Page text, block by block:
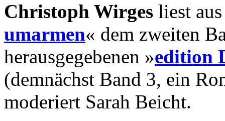
Christoph Wirges liest
umarmen« dem zweiten
herausgegebenen »edition
(demnächst Band 3, ein
moderiert Sarah Beicht.